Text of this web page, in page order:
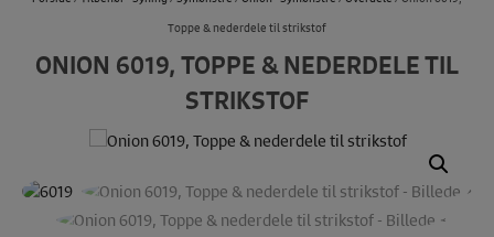
Toppe & nederdele til strikstof
ONION 6019, TOPPE & NEDERDELE TIL
STRIKSTOF